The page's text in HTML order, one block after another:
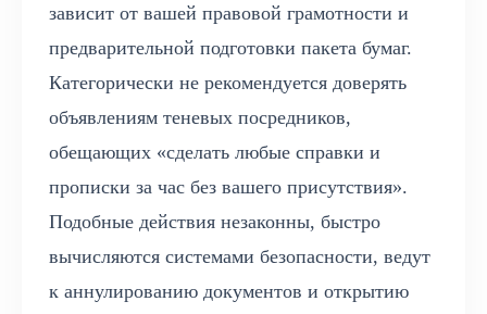
зависит от вашей правовой грамотности и
предварительной подготовки пакета бумаг.
Категорически не рекомендуется доверять
объявлениям теневых посредников,
обещающих «сделать любые справки и
прописки за час без вашего присутствия».
Подобные действия незаконны, быстро
вычисляются системами безопасности, ведут
к аннулированию документов и открытию